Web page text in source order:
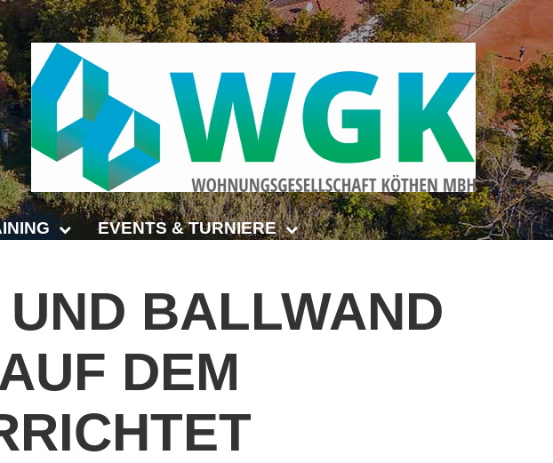
buchen
und Jugendtraining
EVENTS & TURNIERE
4-Städte-Turnier
Unternehmer-Cup 2026
5. Kreismeisterschaften Anhalt
Bitterfeld Kinder und Jugend 2026
Vereinsturniere 2026
UND BALLWAND
AUF DEM